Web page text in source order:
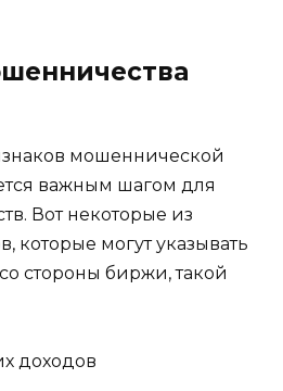
мошеннической
важным шагом для
Вот некоторые из
которые могут указывать
стороны биржи, такой
доходов